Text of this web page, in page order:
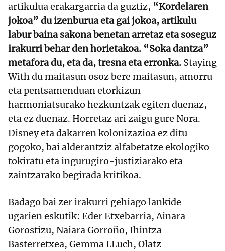
artikulua erakargarria da guztiz, “Kordelaren
jokoa” du izenburua eta gai jokoa, artikulu
labur baina sakona benetan arretaz eta soseguz
irakurri behar den horietakoa. “Soka dantza”
metafora du, eta da, tresna eta erronka. Staying
With du maitasun osoz bere maitasun, amorru
eta pentsamenduan etorkizun
harmoniatsurako hezkuntzak egiten duenaz,
eta ez duenaz. Horretaz ari zaigu gure Nora.
Disney eta dakarren kolonizazioa ez ditu
gogoko, bai alderantziz alfabetatze ekologiko
tokiratu eta ingurugiro-justiziarako eta
zaintzarako begirada kritikoa.
Badago bai zer irakurri gehiago lankide
ugarien eskutik: Eder Etxebarria, Ainara
Gorostizu, Naiara Gorroño, Ihintza
Basterretxea, Gemma LLuch, Olatz